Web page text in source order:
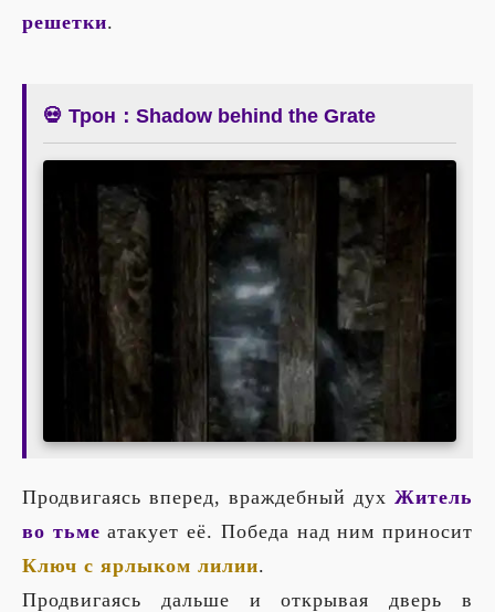
решетки.
💀 Трон：Shadow behind the Grate
Продвигаясь вперед, враждебный дух Житель
во тьме атакует её. Победа над ним приносит
Ключ с ярлыком лилии.
Продвигаясь дальше и открывая дверь в